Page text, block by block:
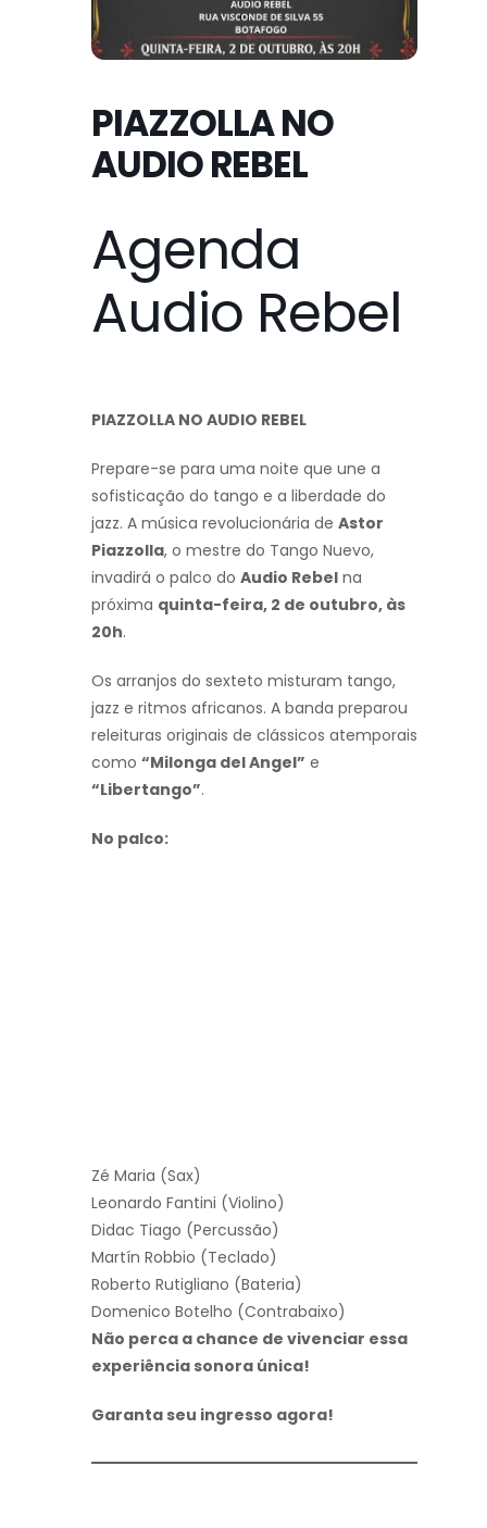
PIAZZOLLA NO
AUDIO REBEL
Agenda
Audio Rebel
PIAZZOLLA NO AUDIO REBEL
Prepare-se para uma noite que une a
sofisticação do tango e a liberdade do
jazz. A música revolucionária de Astor
Piazzolla, o mestre do Tango Nuevo,
invadirá o palco do Audio Rebel na
próxima quinta-feira, 2 de outubro, às
20h.
Os arranjos do sexteto misturam tango,
jazz e ritmos africanos. A banda preparou
releituras originais de clássicos atemporais
como “Milonga del Angel” e
“Libertango”.
No palco:
Zé Maria (Sax)
Leonardo Fantini (Violino)
Didac Tiago (Percussão)
Martín Robbio (Teclado)
Roberto Rutigliano (Bateria)
Domenico Botelho (Contrabaixo)
Não perca a chance de vivenciar essa
experiência sonora única!
Garanta seu ingresso agora!